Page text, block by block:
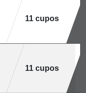
11 cupos
11 cupos